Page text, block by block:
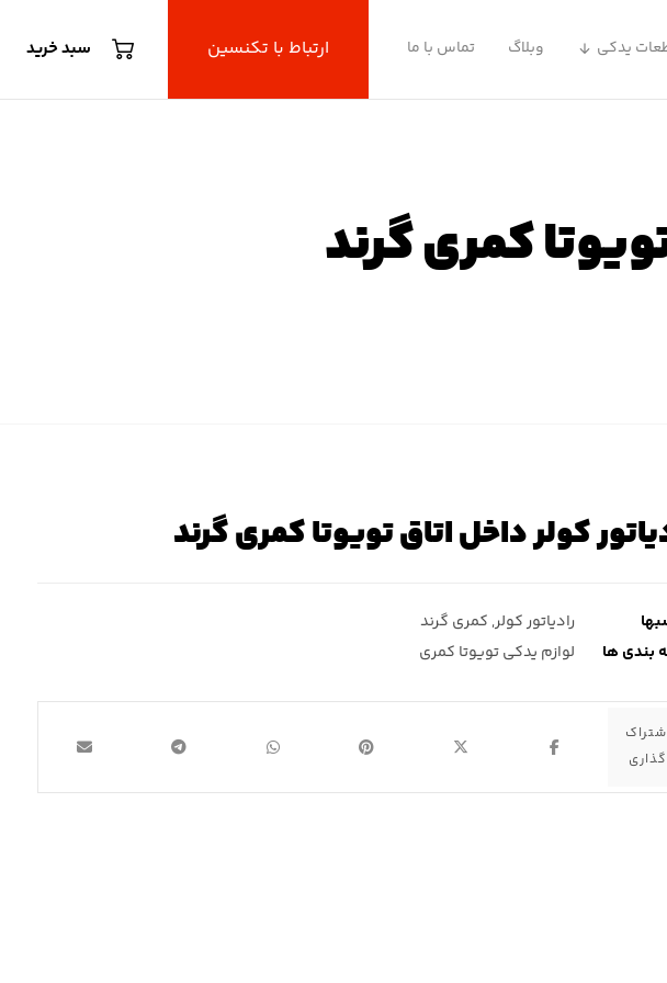
سبد خرید ارتباط با تکنسین یدکی وبلاگ تماس با ما
کمری گرند
کولر داخل اتاق تویوتا کمری گرند
رادیاتور کولر, کمری گرند
بندی ها
لوازم یدکی تویوتا کمری